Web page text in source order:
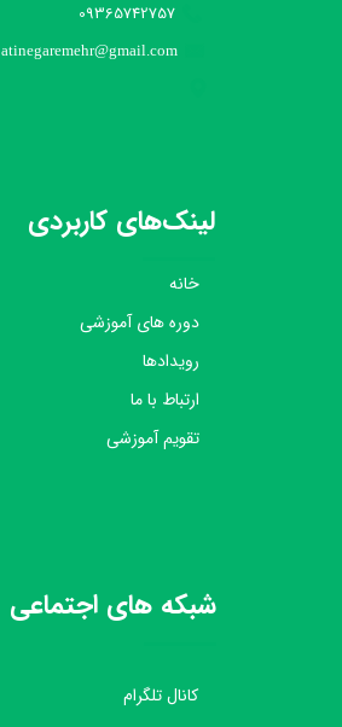
09365742757
atinegaremehr@gmail.com
لینک‌های کاربردی
خانه
دوره های آموزشی
رویدادها
ارتباط با ما
تقویم آموزشی
شبکه های اجتماعی
کانال تلگرام